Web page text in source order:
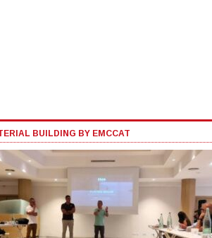
BUILDING BY EMCCAT